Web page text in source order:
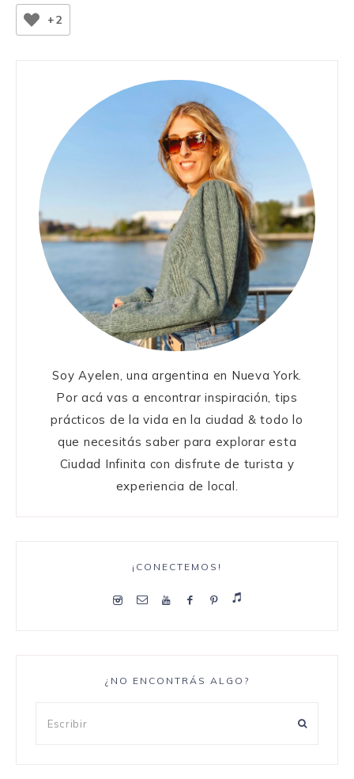
+2
Soy Ayelen, una argentina en Nueva York.
Por acá vas a encontrar inspiración, tips
prácticos de la vida en la ciudad & todo lo
que necesitás saber para explorar esta
Ciudad Infinita con disfrute de turista y
experiencia de local.
¡CONECTEMOS!
¿NO ENCONTRÁS ALGO?